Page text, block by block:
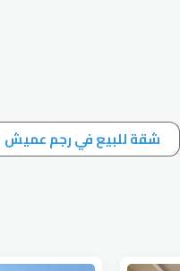
شقة للبيع في رجم عميش